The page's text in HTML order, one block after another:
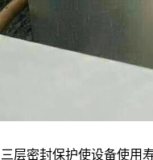
层密封保护使设备使用